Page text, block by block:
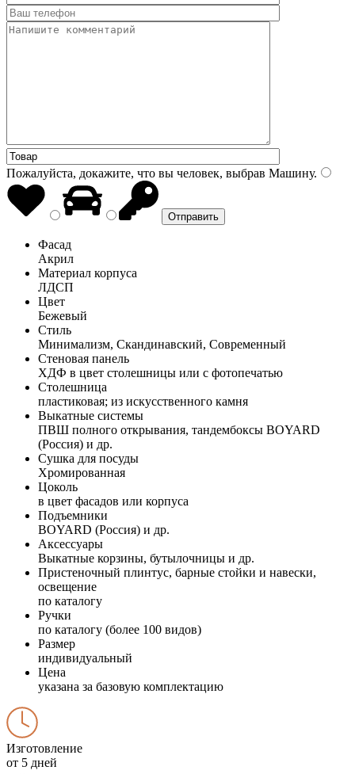
Пожалуйста, докажите, что вы человек, выбрав Машину.
Фасад
Акрил
Материал корпуса
ЛДСП
Цвет
Бежевый
Стиль
Минимализм, Скандинавский, Современный
Стеновая панель
ХДФ в цвет столешницы или с фотопечатью
Столешница
пластиковая; из искусственного камня
Выкатные системы
ПВШ полного открывания, тандембоксы BOYARD
(Россия) и др.
Сушка для посуды
Хромированная
Цоколь
в цвет фасадов или корпуса
Подъемники
BOYARD (Россия) и др.
Аксессуары
Выкатные корзины, бутылочницы и др.
Пристеночный плинтус, барные стойки и навески,
освещение
по каталогу
Ручки
по каталогу (более 100 видов)
Размер
индивидуальный
Цена
указана за базовую комплектацию
Изготовление
от 5 дней